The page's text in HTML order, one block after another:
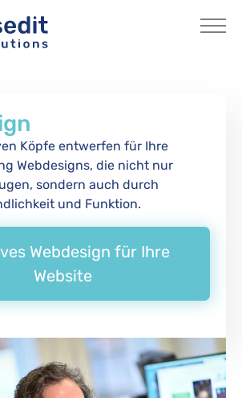
Köpfe entwerfen für Ihre
Webdesigns, die nicht nur
sondern auch durch
und Funktion.
Webdesign für Ihre
Website